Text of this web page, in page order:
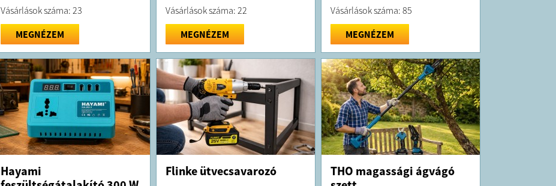
Vásárlások száma: 23
MEGNÉZEM
Vásárlások száma: 22
MEGNÉZEM
Vásárlások száma: 85
MEGNÉZEM
Hayami
Flinke ütvecsavarozó
THO magassági ágvágó